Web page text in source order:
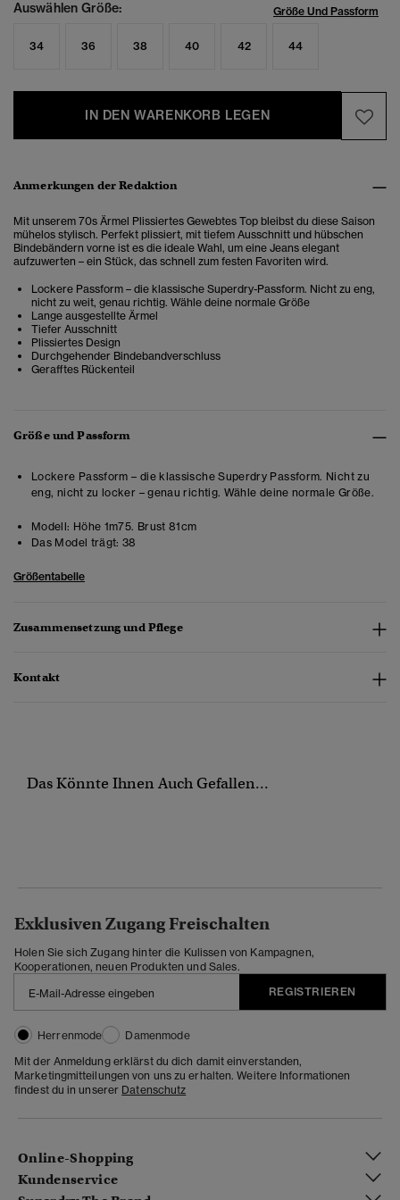
Auswählen Größe: Größe Und Passform
34 36 38 40 42 44
IN DEN WARENKORB LEGEN
Anmerkungen der Redaktion
Mit unserem 70s Ärmel Plissiertes Gewebtes Top bleibst du diese Saison
mühelos stylisch. Perfekt plissiert, mit tiefem Ausschnitt und hübschen
Bindebändern vorne ist es die ideale Wahl, um eine Jeans elegant
aufzuwerten – ein Stück, das schnell zum festen Favoriten wird.
Lockere Passform – die klassische Superdry-Passform. Nicht zu eng,
nicht zu weit, genau richtig. Wähle deine normale Größe
Lange ausgestellte Ärmel
Tiefer Ausschnitt
Plissiertes Design
Durchgehender Bindebandverschluss
Gerafftes Rückenteil
Größe und Passform
Lockere Passform – die klassische Superdry Passform. Nicht zu
eng, nicht zu locker – genau richtig. Wähle deine normale Größe.
Modell: Höhe 1m75. Brust 81cm
Das Model trägt: 38
Größentabelle
Zusammensetzung und Pflege
Kontakt
Das Könnte Ihnen Auch Gefallen...
Exklusiven Zugang Freischalten
Holen Sie sich Zugang hinter die Kulissen von Kampagnen,
Kooperationen, neuen Produkten und Sales.
REGISTRIEREN
Herrenmode
Damenmode
Mit der Anmeldung erklärst du dich damit einverstanden,
Marketingmitteilungen von uns zu erhalten. Weitere Informationen
findest du in unserer Datenschutz
Online-Shopping
Kundenservice